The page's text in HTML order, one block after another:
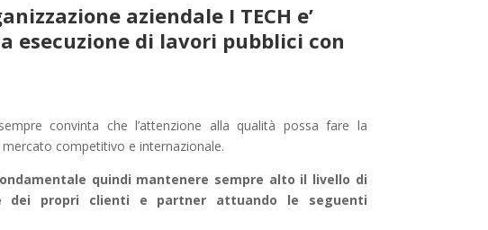
aziendale I TECH e’
esecuzione di lavori pubblici con
convinta che l’attenzione alla qualità possa fare la
competitivo e internazionale.
quindi mantenere sempre alto il livello di
dei propri clienti e partner attuando le seguenti